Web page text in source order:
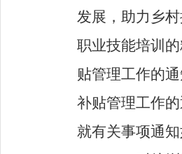
发展，助力乡
职业技能培训
贴管理工作的通
补贴管理工作
就有关事项通知